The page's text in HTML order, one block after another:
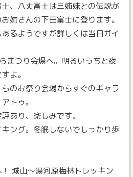
、八丈富士は三姉妹との伝説が
姉さんの下田富士に登ります。
るようですが詳しくは当日ガイ
まつり会場へ。明るいうちと夜
よ。
のお祭り会場からすぐのギャラ
トゥ。
あり、楽しみです。
ング。冬眠しないでしっかり歩
城山～湯河原梅林トレッキン